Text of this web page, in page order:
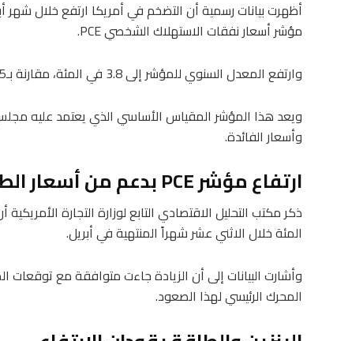
مؤشر أسعار نفقات الاستهلاك الشخصي PCE.
وارتفع المعدل السنوي للمؤشر إلى 3.8 في المئة، مقارنة بـ3.5 في المئة في مارس، في أكبر زيادة خلال ثلاث سنوات.
ويعد هذا المؤشر المقياس الأساسي الذي يعتمد عليه مجلس
وأسعار الفائدة.
ارتفاع مؤشر PCE بدعم من أسعار الطاقة
المئة خلال الاثني عشر شهراً المنتهية في أبريل.
وأشارت البيانات إلى أن الزيادة جاءت متوافقة مع توقعات
المحرك الرئيسي لهذا الصعود.